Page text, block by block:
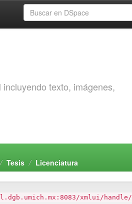
texto, imágenes,
Tesis Licenciatura
xmlui/handle/